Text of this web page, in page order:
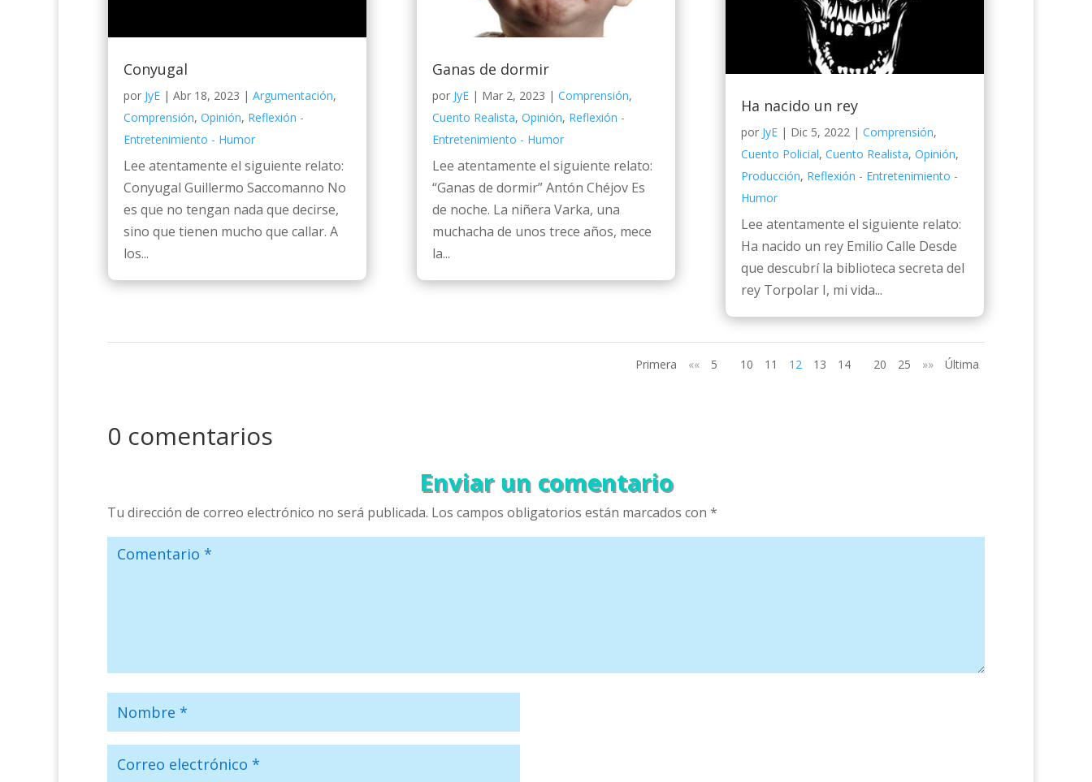
Conyugal
por JyE | Abr 18, 2023 | Argumentación,
Comprensión, Opinión, Reflexión -
Entretenimiento - Humor
Lee atentamente el siguiente relato:
Conyugal Guillermo Saccomanno No
es que no tengan nada que decirse,
sino que tienen mucho que callar. A
los...
Ganas de dormir
por JyE| Mar 2, 2023 | Comprensión,
Cuento Realista, Opinión, Reflexión -
Entretenimiento - Humor
Lee atentamente el siguiente relato:
“Ganas de dormir” Antón Chéjov Es
de noche. La niñera Varka, una
muchacha de unos trece años, mece
la...
Ha nacido un rey
por JyE| Dic 5, 2022| Comprensión,
Cuento Policial, Cuento Realista, Opinión,
Producción, Reflexión - Entretenimiento -
Humor
Lee atentamente el siguiente relato:
Ha nacido un rey Emilio Calle Desde
que descubrí la biblioteca secreta del
rey Torpolar I, mi vida...
Primera «« 5 10 11 12 13 14 20 25 »» Última
0 comentarios
Enviar un comentario
Tu dirección de correo electrónico no será publicada. Los campos obligatorios están marcados con *